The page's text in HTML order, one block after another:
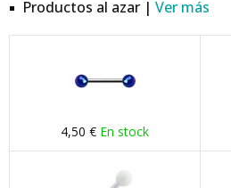
Productos al azar | Ver más
4,50 € En stock